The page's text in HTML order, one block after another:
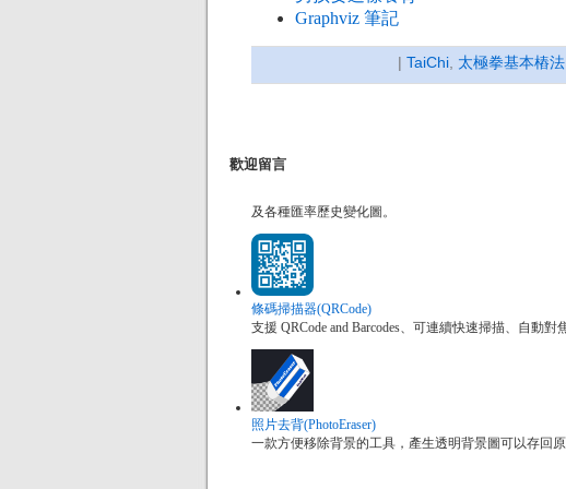
Graphviz 筆記
| TaiChi, 太極拳基本樁法
歡迎留言
及各種匯率歷史變化圖。
條碼掃描器(QRCode)
支援 QRCode and Barcodes、可連續快速掃描、自動
照片去背(PhotoEraser)
一款方便移除背景的工具，產生透明背景圖可以存回